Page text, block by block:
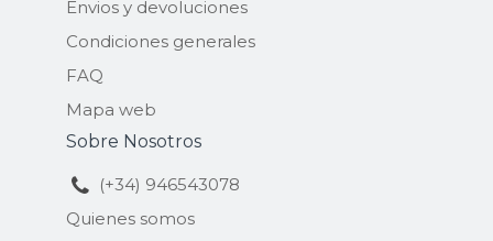
Envios y devoluciones
Condiciones generales
FAQ
Mapa web
Sobre Nosotros
(+34) 946543078
Quienes somos